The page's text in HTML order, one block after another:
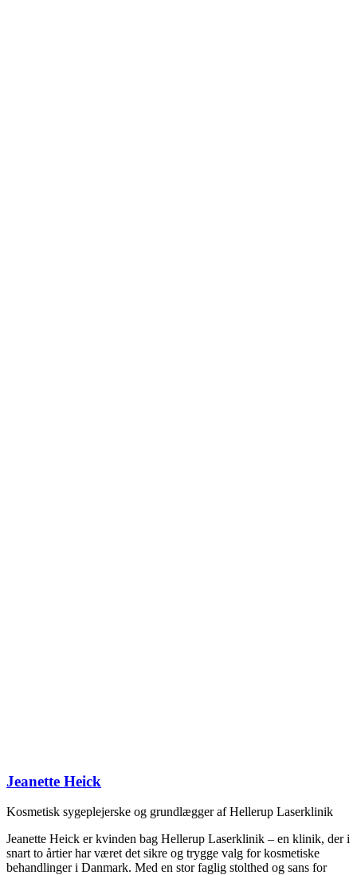
Jeanette Heick
Kosmetisk sygeplejerske og grundlægger af Hellerup Laserklinik
Jeanette Heick er kvinden bag Hellerup Laserklinik – en klinik, der i
snart to årtier har været det sikre og trygge valg for kosmetiske
behandlinger i Danmark. Med en stor faglig stolthed og sans for